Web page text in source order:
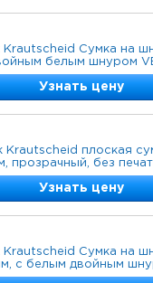
Krautscheid Сумка на
белым шнуром
Узнать цену
Krautscheid плоская
прозрачный, без
Узнать цену
Krautscheid Сумка на
с белым двойным